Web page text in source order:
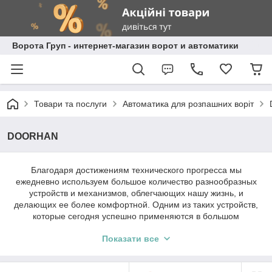
Ворота Груп - интернет-магазин ворот и автоматики
Товари та послуги Автоматика для розпашних воріт
DOORHAN
Благодаря достижениям технического прогресса мы
ежедневно используем большое количество разнообразных
устройств и механизмов, облегчающих нашу жизнь, и
делающих ее более комфортной. Одним из таких устройств,
которые сегодня успешно применяются в большом
предприятиями и учреждениями, являются комплекты
значительно сократить затраты времени и ресурсов на
Показати все